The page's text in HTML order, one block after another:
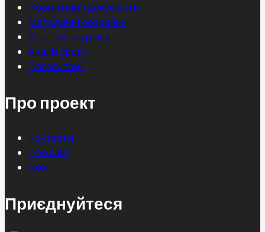
Нормативні документи
Методичні розробки
Конспекти уроків
Аналіз уроку
Презентації
Про проект
Контакти
Про сайт
Блог
Приєднуйтеся